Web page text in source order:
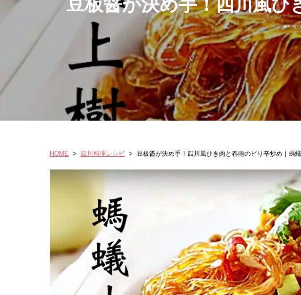
豆板醤が決め手！四川風ひ
BY
HOME > 四川料理レシピ > 豆板醤が決め手！四川風ひき肉と春雨のピり辛炒め｜螞